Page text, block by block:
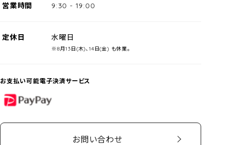
営業時間 9:30 - 19:00
定休日 水曜日
※8月13日(木)、14日(金) も休業。
お支払い可能電子決済サービス
PayPay
お問い合わせ